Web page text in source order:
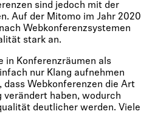
sind jedoch mit der
Auf der Mitomo im Jahr 2020
Webkonferenzsystemen
stark an.
in Konferenzräumen als
nur Klang aufnehmen
dass Webkonferenzen die Art
verändert haben, wodurch
deutlicher werden. Viele